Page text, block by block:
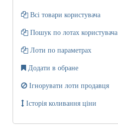
Всі товари користувача
Пошук по лотах користувача
Лоти по параметрах
Додати в обране
Ігнорувати лоти продавця
Історія коливання ціни